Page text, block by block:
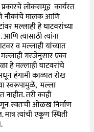
लोकसमूह कार्यरत
नौकांचे मालक आणि
मल्लाही हे घाटवरांच्या
त्यासाठी त्यांना
व मल्लाही यांच्यात
गरजेनुसार एका
हे मल्लाही घाटवरांचे
हंगामी काळात रोख
स्वरूपामुळे, मल्ला
नाहीत. तरी काही
स्वतःची ओळख निर्माण
त्यांची एकूण स्थिती